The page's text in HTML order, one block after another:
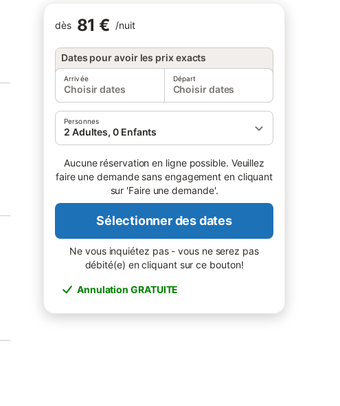
dès 81 € /nuit
Dates pour avoir les prix exacts
Arrivée
Choisir dates
Départ
Choisir dates
Personnes
2 Adultes, 0 Enfants
Aucune réservation en ligne possible. Veuillez
faire une demande sans engagement en cliquant
sur 'Faire une demande'.
Sélectionner des dates
Ne vous inquiétez pas - vous ne serez pas
débité(e) en cliquant sur ce bouton!
Annulation GRATUITE